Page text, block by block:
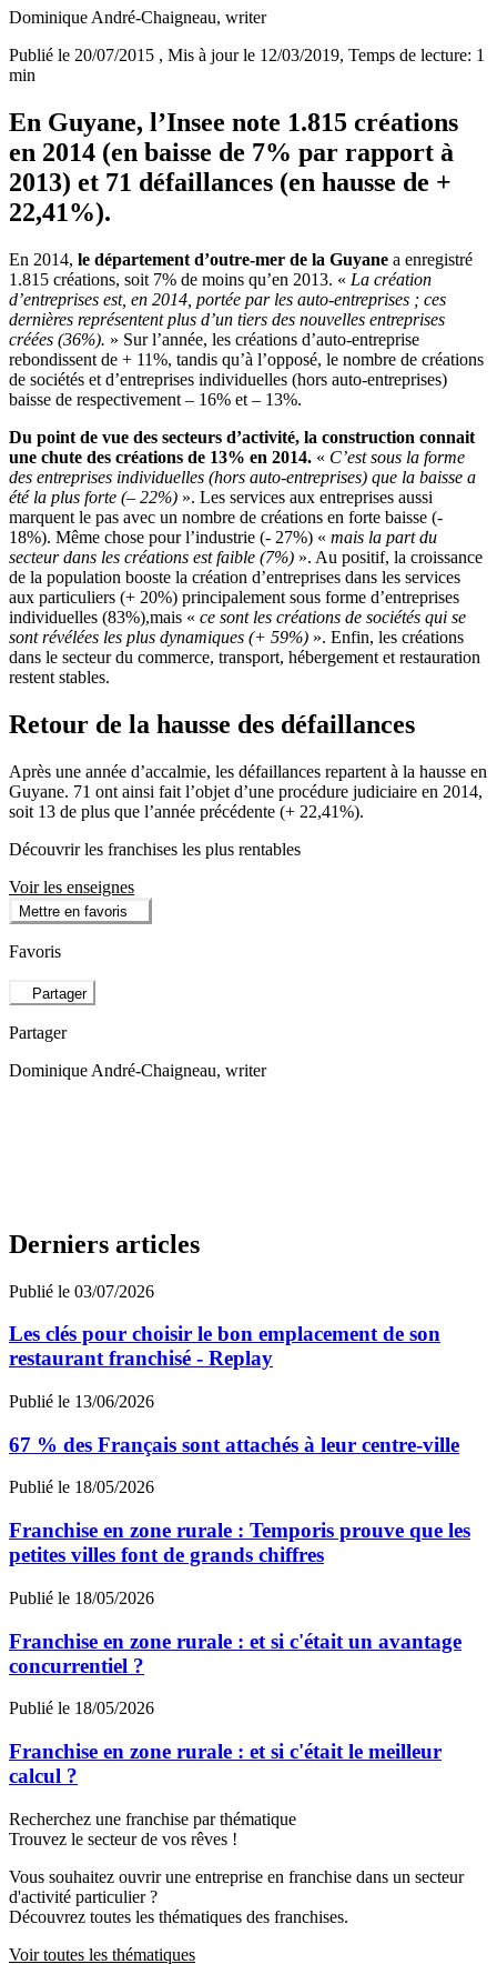
Dominique André-Chaigneau, writer
Publié le 20/07/2015 , Mis à jour le 12/03/2019, Temps de lecture: 1
min
En Guyane, l’Insee note 1.815 créations
en 2014 (en baisse de 7% par rapport à
2013) et 71 défaillances (en hausse de +
22,41%).
En 2014, le département d’outre-mer de la Guyane a enregistré
1.815 créations, soit 7% de moins qu’en 2013. « La création
d’entreprises est, en 2014, portée par les auto-entreprises ; ces
dernières représentent plus d’un tiers des nouvelles entreprises
créées (36%). » Sur l’année, les créations d’auto-entreprise
rebondissent de + 11%, tandis qu’à l’opposé, le nombre de créations
de sociétés et d’entreprises individuelles (hors auto-entreprises)
baisse de respectivement – 16% et – 13%.
Du point de vue des secteurs d’activité, la construction connait
une chute des créations de 13% en 2014. « C’est sous la forme
des entreprises individuelles (hors auto-entreprises) que la baisse a
été la plus forte (– 22%) ». Les services aux entreprises aussi
marquent le pas avec un nombre de créations en forte baisse (-
18%). Même chose pour l’industrie (- 27%) « mais la part du
secteur dans les créations est faible (7%) ». Au positif, la croissance
de la population booste la création d’entreprises dans les services
aux particuliers (+ 20%) principalement sous forme d’entreprises
individuelles (83%),mais « ce sont les créations de sociétés qui se
sont révélées les plus dynamiques (+ 59%) ». Enfin, les créations
dans le secteur du commerce, transport, hébergement et restauration
restent stables.
Retour de la hausse des défaillances
Après une année d’accalmie, les défaillances repartent à la hausse en
Guyane. 71 ont ainsi fait l’objet d’une procédure judiciaire en 2014,
soit 13 de plus que l’année précédente (+ 22,41%).
Découvrir les franchises les plus rentables
Voir les enseignes
Mettre en favoris
Favoris
Partager
Partager
Dominique André-Chaigneau, writer
Derniers articles
Publié le 03/07/2026
Les clés pour choisir le bon emplacement de son
restaurant franchisé - Replay
Publié le 13/06/2026
67 % des Français sont attachés à leur centre-ville
Publié le 18/05/2026
Franchise en zone rurale : Temporis prouve que les
petites villes font de grands chiffres
Publié le 18/05/2026
Franchise en zone rurale : et si c'était un avantage
concurrentiel ?
Publié le 18/05/2026
Franchise en zone rurale : et si c'était le meilleur
calcul ?
Recherchez une franchise par thématique
Trouvez le secteur de vos rêves !
Vous souhaitez ouvrir une entreprise en franchise dans un secteur
d'activité particulier ?
Découvrez toutes les thématiques des franchises.
Voir toutes les thématiques